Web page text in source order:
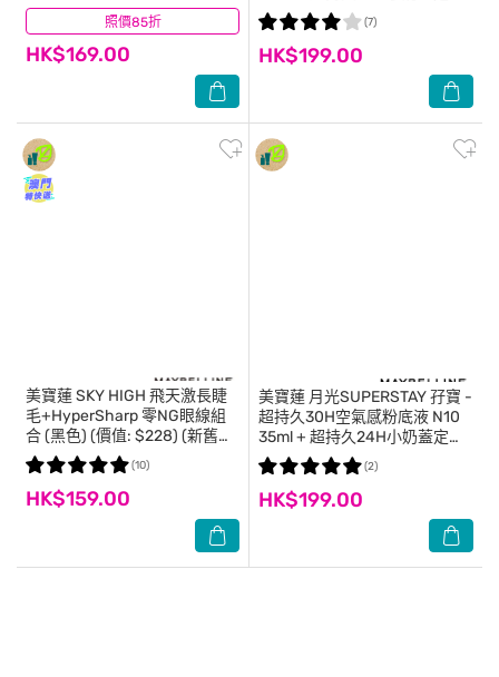
照價85折
55ml)
HK$169.00
(27)
噴霧 (55ml)
HK$199.00
(7)
美寶蓮SKY HIGH 飛天激長睫
毛+HyperSharp 零NG眼線組
合 (黑色) (價值: $228) (新舊包
裝隨機發貨)
HK$159.00
(10)
美寶蓮 月光SUPERSTAY 孖寶 -
超持久30H空氣感粉底液 N10
35ml + 超持久24H小奶蓋定妝
噴霧 (55ml) (價值: $318)
HK$199.00
(2)